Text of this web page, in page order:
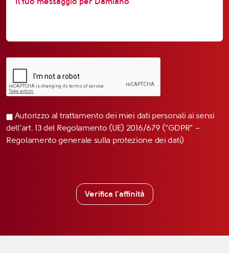
Autorizzo al trattamento dei miei dati personali ai sensi
dell’art. 13 del Regolamento (UE) 2016/679 (“GDPR” –
Regolamento generale sulla protezione dei dati)
Verifica l'affinità